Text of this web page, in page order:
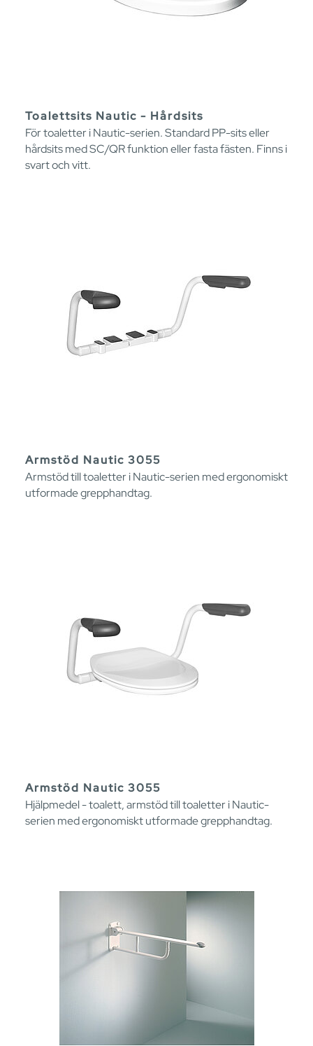
Toalettsits Nautic - Hårdsits
För toaletter i Nautic-serien. Standard PP-sits eller
hårdsits med SC/QR funktion eller fasta fästen. Finns i
svart och vitt.
Armstöd Nautic 3055
Armstöd till toaletter i Nautic-serien med ergonomiskt
utformade grepphandtag.
Armstöd Nautic 3055
Hjälpmedel - toalett, armstöd till toaletter i Nautic-
serien med ergonomiskt utformade grepphandtag.